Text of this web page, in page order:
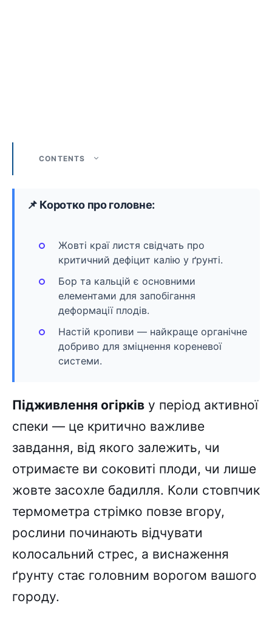
CONTENTS
📌 Коротко про головне:
Жовті краї листя свідчать про
критичний дефіцит калію у ґрунті.
Бор та кальцій є основними
елементами для запобігання
деформації плодів.
Настій кропиви — найкраще органічне
добриво для зміцнення кореневої
системи.
Підживлення огірків у період активної
спеки — це критично важливе
завдання, від якого залежить, чи
отримаєте ви соковиті плоди, чи лише
жовте засохле бадилля. Коли стовпчик
термометра стрімко повзе вгору,
рослини починають відчувати
колосальний стрес, а виснаження
ґрунту стає головним ворогом вашого
городу.